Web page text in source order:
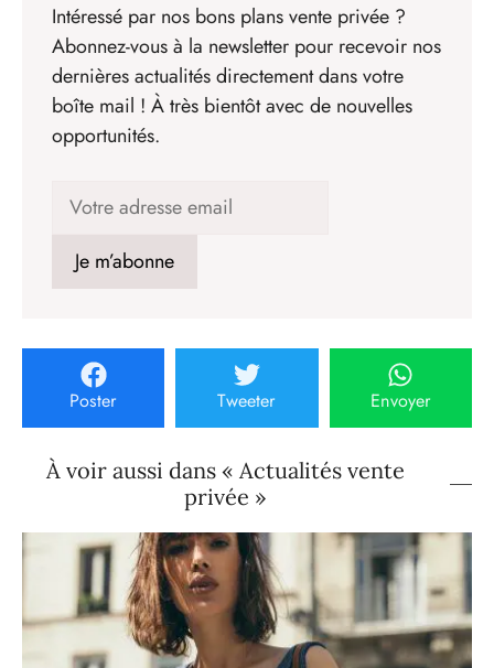
Intéressé par nos bons plans vente privée ?
Abonnez-vous à la newsletter pour recevoir nos
dernières actualités directement dans votre
boîte mail ! À très bientôt avec de nouvelles
opportunités.
Poster Tweeter Envoyer
À voir aussi dans « Actualités vente
privée »